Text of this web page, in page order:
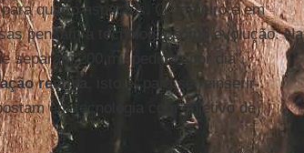
quatro aspectos. O primeiro é em
pensam a tecnologia como evolução. Na
separam 200 mil pedidos por dia”,
reativa
, isto é, para se reinserir
em tecnologia com objetivo de